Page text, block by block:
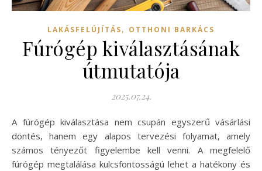
LAKÁSFELÚJÍTÁS, OTTHONI BARKÁCS
Fúrógép kiválasztásának
útmutatója
2025.07.24.
A fúrógép kiválasztása nem csupán egyszerű vásárlási
döntés, hanem egy alapos tervezési folyamat, amely
számos tényezőt figyelembe kell venni. A megfelelő
fúrógép megtalálása kulcsfontosságú lehet a hatékony és